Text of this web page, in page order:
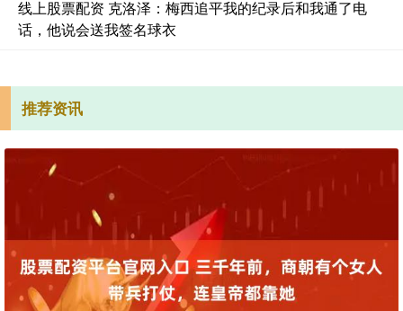
线上股票配资 克洛泽：梅西追平我的纪录后和我通了电
话，他说会送我签名球衣
推荐资讯